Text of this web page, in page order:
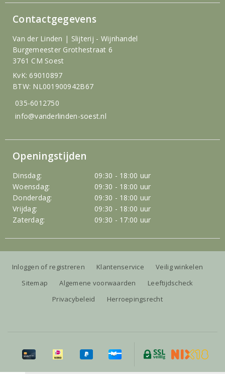
Contactgegevens
Van der Linden | Slijterij - Wijnhandel
Burgemeester Grothestraat 6
3761 CM Soest
KvK: 69010897
BTW: NL001900942B67
035-6012750
info@vanderlinden-soest.nl
Openingstijden
Dinsdag:
09:30 - 18:00 uur
Woensdag:
09:30 - 18:00 uur
Donderdag:
09:30 - 18:00 uur
Vrijdag:
09:30 - 18:00 uur
Zaterdag:
09:30 - 17:00 uur
Inloggen of registreren Klantenservice
Veilig winkelen
Sitemap
Algemene voorwaarden
Leeftijdscheck
Privacybeleid
Herroepingsrecht